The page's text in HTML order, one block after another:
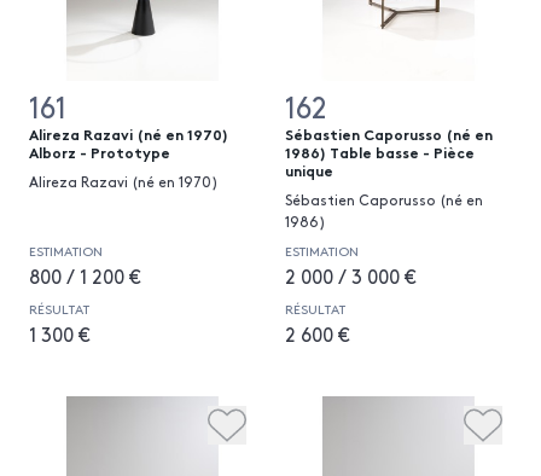
161
Alireza Razavi (né en 1970)
Alborz - Prototype
Alireza Razavi (né en 1970)
ESTIMATION
800 / 1 200 €
RÉSULTAT
1 300 €
162
Sébastien Caporusso (né en
1986) Table basse - Pièce
unique
Sébastien Caporusso (né en
1986)
ESTIMATION
2 000 / 3 000 €
RÉSULTAT
2 600 €